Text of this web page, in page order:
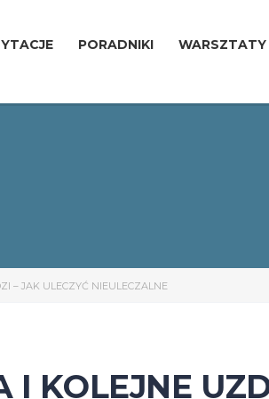
PORADNIKI WARSZTATY
– JAK ULECZYĆ NIEULECZALNE
I KOLEJNE